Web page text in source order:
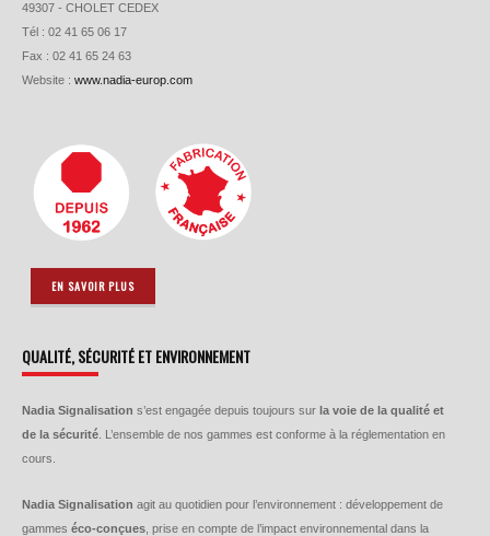
49307 - CHOLET CEDEX
Tél : 02 41 65 06 17
Fax : 02 41 65 24 63
Website : www.nadia-europ.com
EN SAVOIR PLUS
QUALITÉ, SÉCURITÉ ET ENVIRONNEMENT
Nadia Signalisation s’est engagée depuis toujours sur la voie de la qualité et
de la sécurité . L’ensemble de nos gammes est conforme à la réglementation en
cours.
Nadia Signalisation agit au quotidien pour l’environnement : développement de
gammes éco-conçues , prise en compte de l’impact environnemental dans la